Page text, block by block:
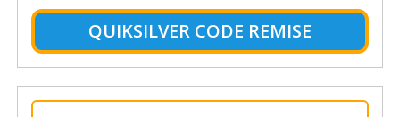
QUIKSILVER CODE REMISE